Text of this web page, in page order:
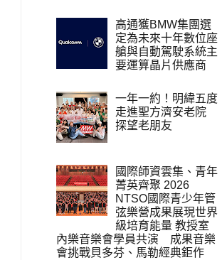
高通獲BMW集團選
定為未來十年數位座
艙與自動駕駛系統主
要運算晶片供應商
一年一約！明緯五度
走進聖方濟安老院
探望老朋友
國際師資雲集、青年
菁英齊聚 2026
NTSO國際青少年管
弦樂營成果展現世界
級培育能量 教授室
內樂音樂會學員共演 成果音樂
會挑戰貝多芬、馬勒經典鉅作